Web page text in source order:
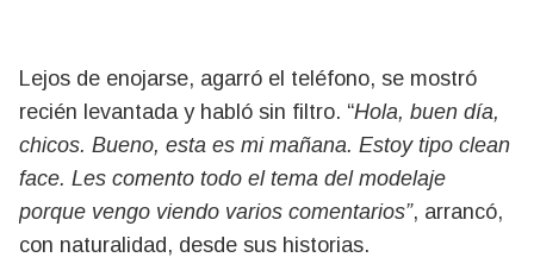
Lejos de enojarse, agarró el teléfono, se mostró
recién levantada y habló sin filtro. “Hola, buen día,
chicos. Bueno, esta es mi mañana. Estoy tipo clean
face. Les comento todo el tema del modelaje
porque vengo viendo varios comentarios”, arrancó,
con naturalidad, desde sus historias.